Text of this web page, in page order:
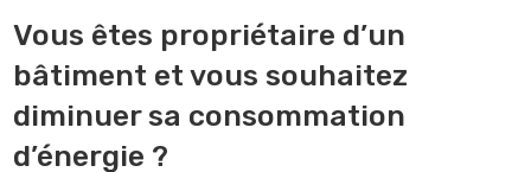
Vous êtes propriétaire d’un
bâtiment et vous souhaitez
diminuer sa consommation
d’énergie ?